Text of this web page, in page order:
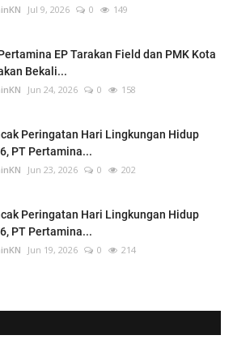
Jul 9, 2026 0 149
EP Tarakan Field dan PMK Kota
Bekali...
Jun 24, 2026 0 158
Peringatan Hari Lingkungan Hidup
PT Pertamina...
Jun 23, 2026 0 202
Peringatan Hari Lingkungan Hidup
PT Pertamina...
Jun 19, 2026 0 214